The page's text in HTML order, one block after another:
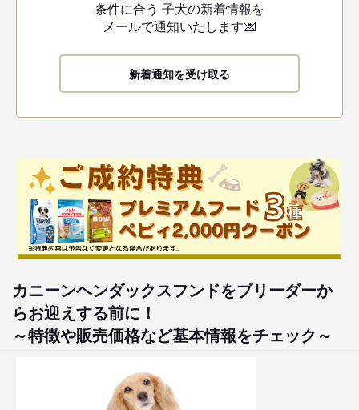
条件に合う 子犬の新着情報を
メールで通知いたします💌
新着通知を受け取る
カニーンヘンダックスフンドをブリーダーか
らお迎えする前に！
～特徴や販売価格など基本情報をチェック～